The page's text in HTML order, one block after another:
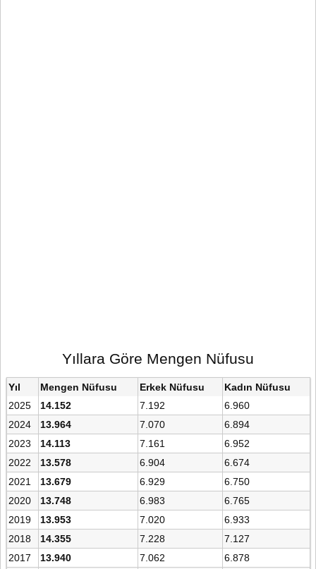
Yıllara Göre Mengen Nüfusu
Yıl Mengen Nüfusu Erkek Nüfusu
Kadın Nüfusu
2025
14.152 7.192
6.960
2024
13.964 7.070
6.894
2023
14.113 7.161
6.952
2022
13.578 6.904
6.674
2021
13.679 6.929
6.750
2020
13.748 6.983
6.765
2019
13.953 7.020
6.933
2018
14.355 7.228
7.127
2017
13.940 7.062
6.878